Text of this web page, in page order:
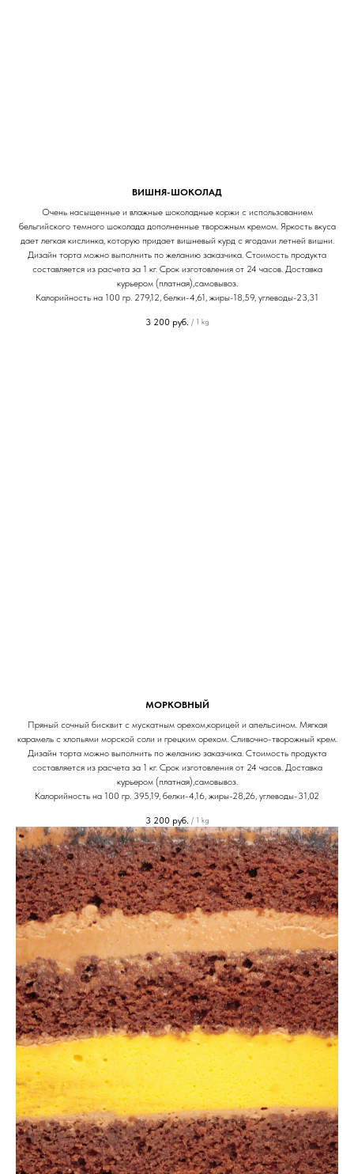
ВИШНЯ-ШОКОЛАД
Очень насыщенные и влажные шоколадные коржи с использованием
бельгийского темного шоколада дополненные творожным кремом. Яркость вкуса
дает легкая кислинка, которую придает вишневый курд с ягодами летней вишни.
Дизайн торта можно выполнить по желанию заказчика. Стоимость продукта
составляется из расчета за 1 кг. Срок изготовления от 24 часов. Доставка
курьером (платная),самовывоз.
Калорийность на 100 гр. 279,12, белки-4,61, жиры-18,59, углеводы-23,31
3 200 руб. / 1 kg
МОРКОВНЫЙ
Пряный сочный бисквит с мускатным орехом,корицей и апельсином. Мягкая
карамель с хлопьями морской соли и грецким орехом. Сливочно-творожный крем.
Дизайн торта можно выполнить по желанию заказчика. Стоимость продукта
составляется из расчета за 1 кг. Срок изготовления от 24 часов. Доставка
курьером (платная),самовывоз.
Калорийность на 100 гр. 395,19, белки-4,16, жиры-28,26, углеводы-31,02
3 200 руб. / 1 kg